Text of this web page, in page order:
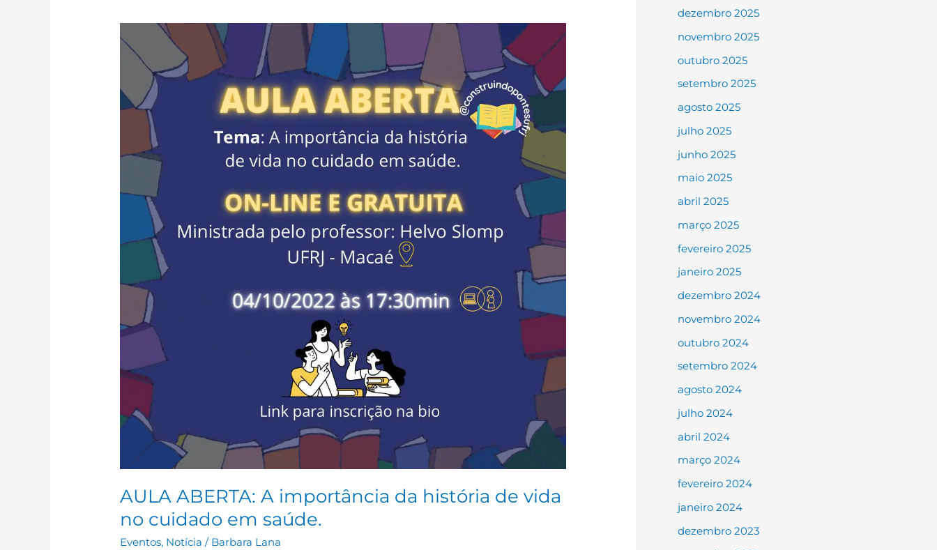
AULA ABERTA: A importância da história de vida
no cuidado em saúde.
Eventos, Notícia / Barbara Lana
ABERTA:
importância
da
história
cuidado
em
saúde.
dezembro 2025
novembro 2025
outubro 2025
setembro 2025
agosto 2025
julho 2025
junho 2025
maio 2025
abril 2025
março 2025
fevereiro 2025
janeiro 2025
dezembro 2024
novembro 2024
outubro 2024
setembro 2024
agosto 2024
julho 2024
abril 2024
março 2024
fevereiro 2024
janeiro 2024
dezembro 2023